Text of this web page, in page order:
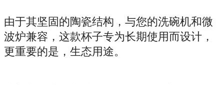
由于其坚固的陶瓷结构，与您的洗碗机和微
波炉兼容，这款杯子专为长期使用而设计，
更重要的是，生态用途。